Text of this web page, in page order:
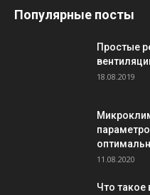
Популярные посты
Простые
18.08.2019
11.08.2020
Что такое